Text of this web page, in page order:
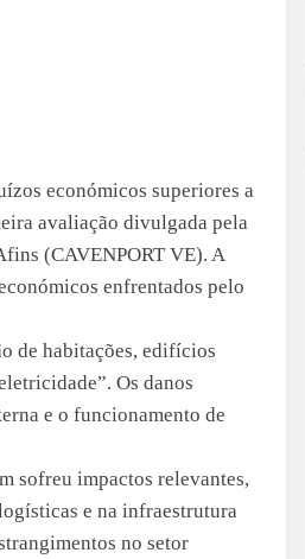
económicos superiores a
avaliação divulgada pela
(CAVENPORT VE). A
enfrentados pelo
de habitações, edifícios
Os danos
e o funcionamento de
sofreu impactos relevantes,
e na infraestrutura
no setor